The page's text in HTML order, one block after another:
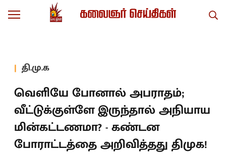
தி.மு.க
வெளியே போனால் அபராதம்;
வீட்டுக்குள்ளே இருந்தால் அநியாய
மின்கட்டணமா? - கண்டன
போராட்டத்தை அறிவித்தது திமுக!